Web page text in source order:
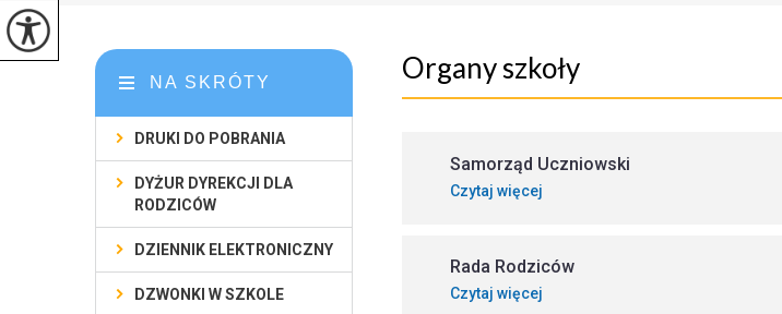
Organy szkoły
Samorząd Uczniowski
Czytaj więcej
Rada Rodziców
Czytaj więcej
NA SKRÓTY
DRUKI DO POBRANIA
DYŻUR DYREKCJI DLA
RODZICÓW
DZIENNIK ELEKTRONICZNY
DZWONKI W SZKOLE